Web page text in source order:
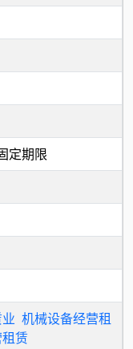
定期限
机械设备经营租
赁